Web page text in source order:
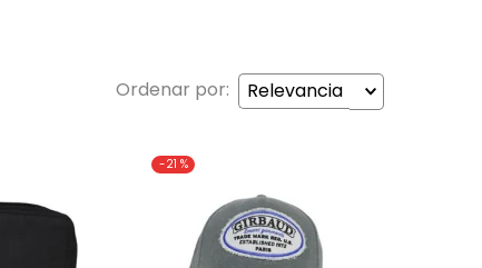
Relevancia
-21 %